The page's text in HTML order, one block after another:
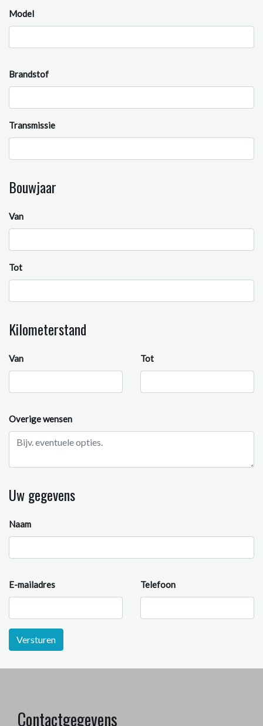
Model
Brandstof
Transmissie
Bouwjaar
Van
Tot
Kilometerstand
Van Tot
Overige wensen
Uw gegevens
Naam
E-mailadres Telefoon
Versturen
Contactgegevens